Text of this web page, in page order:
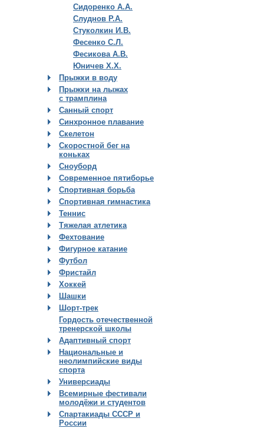
Сидоренко А.А.
Слуднов Р.А.
Стуколкин И.В.
Фесенко С.Л.
Фесикова А.В.
Юничев Х.Х.
Прыжки в воду
Прыжки на лыжах
с трамплина
Санный спорт
Синхронное плавание
Скелетон
Скоростной бег на
коньках
Сноуборд
Современное пятиборье
Спортивная борьба
Спортивная гимнастика
Теннис
Тяжелая атлетика
Фехтование
Фигурное катание
Футбол
Фристайл
Хоккей
Шашки
Шорт-трек
Гордость отечественной
тренерской школы
Адаптивный спорт
Национальные и
неолимпийские виды
спорта
Универсиады
Всемирные фестивали
молодёжи и студентов
Спартакиады СССР и
России